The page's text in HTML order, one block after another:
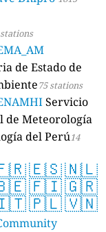
de Estado de
75 stations
Servicio
de Meteorología
del Perú14
🇪🇸🇳🇱
🇫🇮🇬🇷
🇵🇱🇻🇳